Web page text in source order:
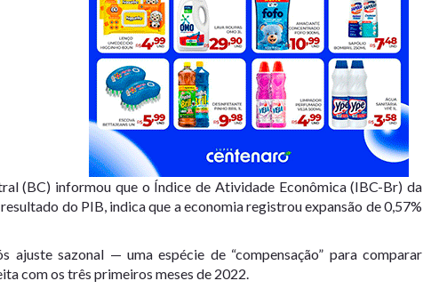
(BC) informou que o Índice de Atividade Econômica (IBC-Br) da
do PIB, indica que a economia registrou expansão de 0,57%
sazonal — uma espécie de “compensação” para comparar
com os três primeiros meses de 2022.